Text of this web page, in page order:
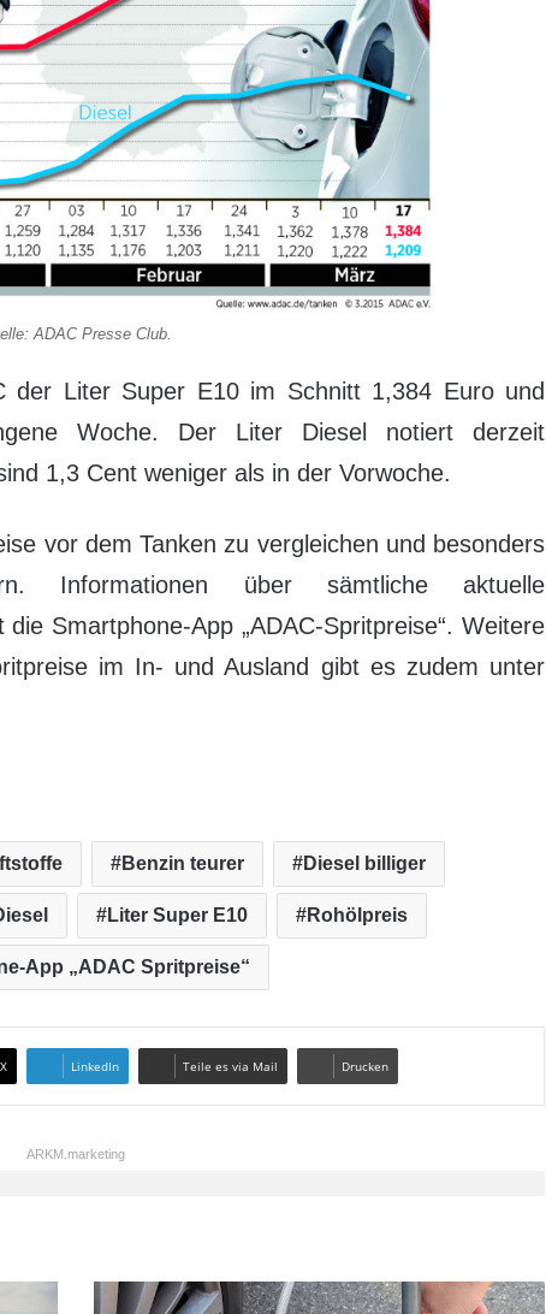
ADAC Presse Club.
der Liter Super E10 im Schnitt 1,384 Euro und
Woche. Der Liter Diesel notiert derzeit
1,3 Cent weniger als in der Vorwoche.
vor dem Tanken zu vergleichen und besonders
Informationen über sämtliche aktuelle
Smartphone-App „ADAC-Spritpreise“. Weitere
im In- und Ausland gibt es zudem unter
Benzin teurer Diesel billiger
Liter Super E10 Rohölpreis
App „ADAC Spritpreise“
X LinkedIn Teile es via Mail Drucken
ARKM.marketing